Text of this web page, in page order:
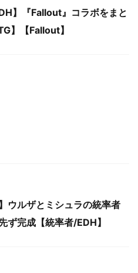
】『Fallout』コラボをまと
】【Fallout】
ウルザとミシュラの統率者
ず完成【統率者/EDH】